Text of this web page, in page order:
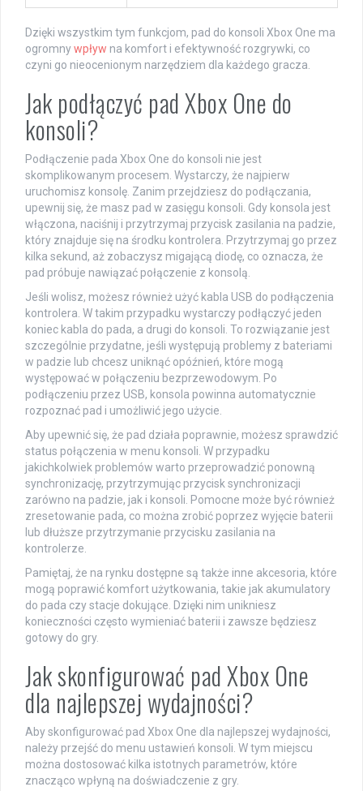
Dzięki wszystkim tym funkcjom, pad do konsoli Xbox One ma
ogromnywpływ na komfort i efektywność rozgrywki, co
czyni go nieocenionym narzędziem dla każdego gracza.
Jak podłączyć pad Xbox One do
konsoli?
Podłączenie pada Xbox One do konsoli nie jest
skomplikowanym procesem. Wystarczy, że najpierw
uruchomisz konsolę. Zanim przejdziesz do podłączania,
upewnij się, że masz pad w zasięgu konsoli. Gdy konsola jest
włączona, naciśnij i przytrzymaj przycisk zasilania na padzie,
który znajduje się na środku kontrolera. Przytrzymaj go przez
kilka sekund, aż zobaczysz migającą diodę, co oznacza, że
pad próbuje nawiązać połączenie z konsolą.
Jeśli wolisz, możesz również użyć kabla USB do podłączenia
kontrolera. W takim przypadku wystarczy podłączyć jeden
koniec kabla do pada, a drugi do konsoli. To rozwiązanie jest
szczególnie przydatne, jeśli występują problemy z bateriami
w padzie lub chcesz uniknąć opóźnień, które mogą
występować w połączeniu bezprzewodowym. Po
podłączeniu przez USB, konsola powinna automatycznie
rozpoznać pad i umożliwić jego użycie.
Aby upewnić się, że pad działa poprawnie, możesz sprawdzić
status połączenia w menu konsoli. W przypadku
jakichkolwiek problemów warto przeprowadzić ponowną
synchronizację, przytrzymując przycisk synchronizacji
zarówno na padzie, jak i konsoli. Pomocne może być również
zresetowanie pada, co można zrobić poprzez wyjęcie baterii
lub dłuższe przytrzymanie przycisku zasilania na
kontrolerze.
Pamiętaj, że na rynku dostępne są także inne akcesoria, które
mogą poprawić komfort użytkowania, takie jak akumulatory
do pada czy stacje dokujące. Dzięki nim unikniesz
konieczności często wymieniać baterii i zawsze będziesz
gotowy do gry.
Jak skonfigurować pad Xbox One
dla najlepszej wydajności?
Aby skonfigurować pad Xbox One dla najlepszej wydajności,
należy przejść do menu ustawień konsoli. W tym miejscu
można dostosować kilka istotnych parametrów, które
znacząco wpłyną na doświadczenie z gry.